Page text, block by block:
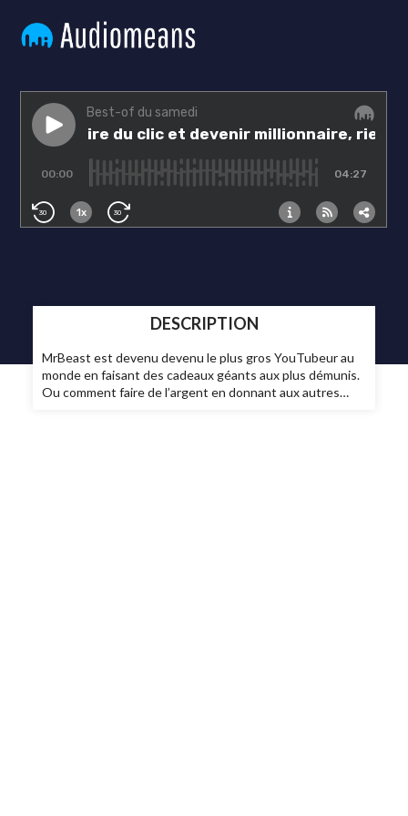
DESCRIPTION
MrBeast est devenu devenu le plus gros YouTubeur au
monde en faisant des cadeaux géants aux plus démunis.
Ou comment faire de l’argent en donnant aux autres…